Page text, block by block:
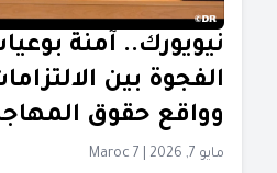
نيويورك.. آمنة
الفجوة بين
وواقع حقوق
مايو 7, 2026 Maroc 7